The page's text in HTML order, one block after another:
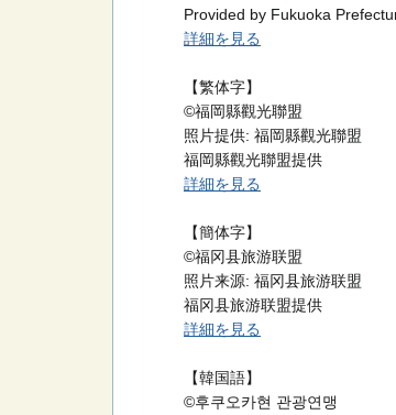
Provided by Fukuoka
詳細を見る
【繁体字】
©福岡縣觀光聯盟
照片提供: 福岡縣觀光聯盟
福岡縣觀光聯盟提供
詳細を見る
【簡体字】
©福冈县旅游联盟
照片来源: 福冈县旅游联盟
福冈县旅游联盟提供
詳細を見る
【韓国語】
©후쿠오카현 관광연맹